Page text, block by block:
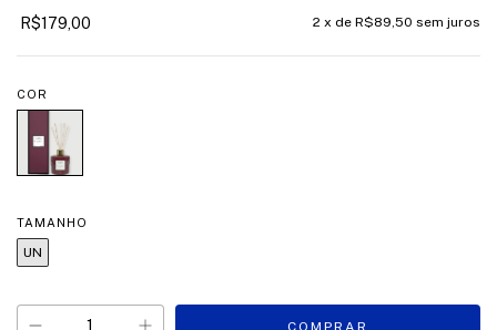
R$179,00 2 x de R$89,50 sem juros
COR
TAMANHO
UN